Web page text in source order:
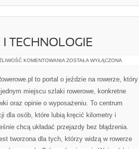
I TECHNOLOGIE
KOMENTOWANIA ROWEROWE
TECHNOLOGIE
ZOSTAŁA WYŁĄCZONA
to portal o jeździe na rowerze, który
jednym miejscu szlaki rowerowe, konkretne
oraz opinie o wyposażeniu. To centrum
dla osób, które lubią kręcić kilometry i
chcą układać przejazdy bez błądzenia.
tworzona dla tych, którzy widzą w rowerze